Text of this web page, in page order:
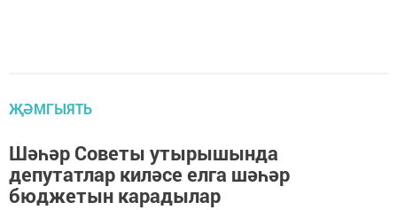
ҖӘМГЫЯТЬ
Шәһәр Советы утырышында
депутатлар киләсе елга шәһәр
бюджетын карадылар